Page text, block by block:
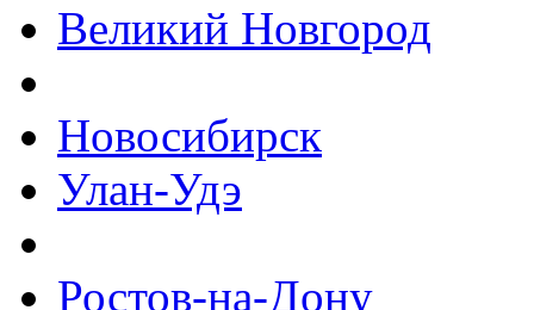
Великий Новгород
Новосибирск
Улан-Удэ
Ростов-на-Дону